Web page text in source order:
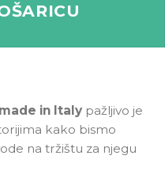
in Italypažljivo je
kako bismo
na tržištu za njegu